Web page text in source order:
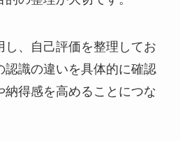
し、自己評価を整理してお
認識の違いを具体的に確認
納得感を高めることにつな